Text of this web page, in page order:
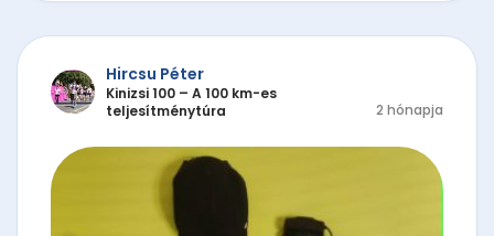
Hircsu Péter
Kinizsi 100 – A 100 km-es
teljesítménytúra
2 hónapja